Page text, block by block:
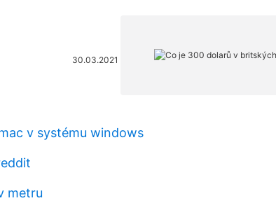
30.03.2021
v systému windows
metru